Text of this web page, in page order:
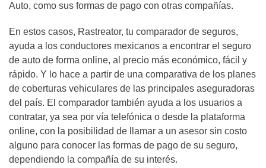
Auto, como sus formas de pago con otras compañías.
En estos casos, Rastreator, tu comparador de seguros,
ayuda a los conductores mexicanos a encontrar el seguro
de auto de forma online, al precio más económico, fácil y
rápido. Y lo hace a partir de una comparativa de los planes
de coberturas vehiculares de las principales aseguradoras
del país. El comparador también ayuda a los usuarios a
contratar, ya sea por vía telefónica o desde la plataforma
online, con la posibilidad de llamar a un asesor sin costo
alguno para conocer las formas de pago de su seguro,
dependiendo la compañía de su interés.